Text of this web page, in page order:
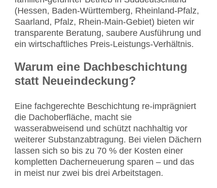
(Hessen, Baden-Württemberg, Rheinland-Pfalz,
Saarland, Pfalz, Rhein-Main-Gebiet) bieten wir
transparente Beratung, saubere Ausführung und
ein wirtschaftliches Preis-Leistungs-Verhältnis.
Warum eine Dachbeschichtung
statt Neueindeckung?
Eine fachgerechte Beschichtung re-imprägniert
die Dachoberfläche, macht sie
wasserabweisend und schützt nachhaltig vor
weiterer Substanzabtragung. Bei vielen Dächern
lassen sich so bis zu 70 % der Kosten einer
kompletten Dacherneuerung sparen – und das
in meist nur zwei bis drei Arbeitstagen.